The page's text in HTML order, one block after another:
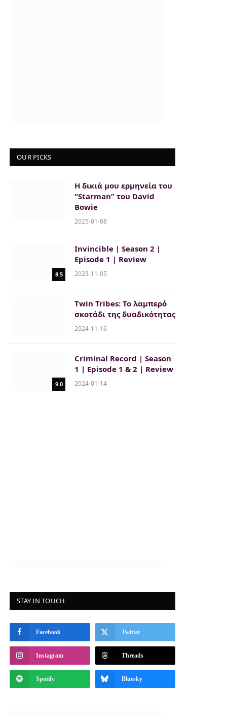
OUR PICKS
Η δικιά μου ερμηνεία του
“Starman” του David
Bowie
2025-01-08
8.5
Invincible | Season 2 |
Episode 1 | Review
2023-11-05
Twin Tribes: Το λαμπερό
σκοτάδι της δυαδικότητας
2024-11-16
9.0
Criminal Record | Season
1 | Episode 1 & 2 | Review
2024-01-14
STAY IN TOUCH
Facebook Twitter
Instagram Threads
Spotify Bluesky